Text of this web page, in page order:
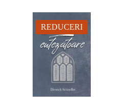
REDUCERI